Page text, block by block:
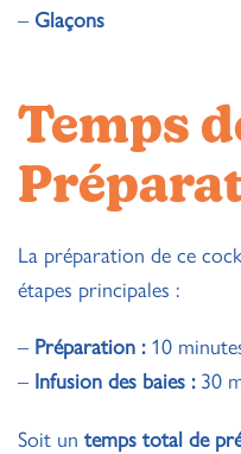
– Glaçons
Temps
La préparation de ce
étapes principales :
– Préparation :10
– Infusion des baies :30
Soit un temps total de